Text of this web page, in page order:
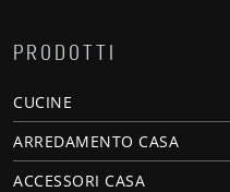
PRODOTTI
CUCINE
ARREDAMENTO CASA
ACCESSORI CASA